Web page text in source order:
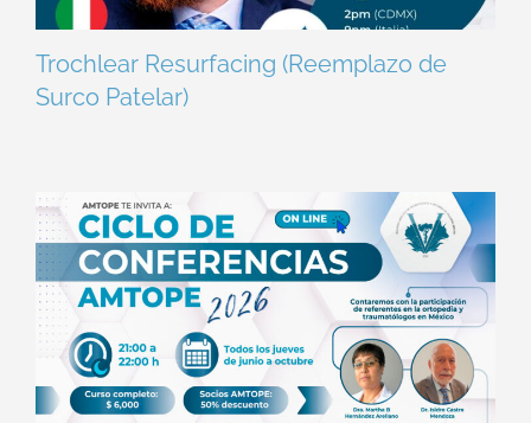
Trochlear Resurfacing (Reemplazo de
Surco Patelar)